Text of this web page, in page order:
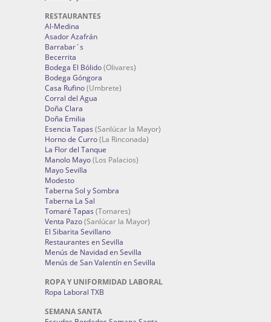
RESTAURANTES
Al-Medina
Asador Azafrán
Barrabar´s
Becerrita
Bodega El Bólido(Olivares)
Bodega Góngora
Casa Rufino(Umbrete)
Corral del Agua
Doña Clara
Doña Emilia
Esencia Tapas (Sanlúcar la Mayor)
Horno de Curro(La Rinconada)
La Flor del Tanque
Manolo Mayo(Los Palacios)
Mayo Sevilla
Modesto
Taberna Sol y Sombra
Taberna La Sal
Tomaré Tapas (Tomares)
Venta Pazo(Sanlúcar la Mayor)
El Sibarita Sevillano
Restaurantes en Sevilla
Menús de Navidad en Sevilla
Menús de San Valentín en Sevilla
ROPA Y UNIFORMIDAD LABORAL
Ropa Laboral TXB
SEMANA SANTA